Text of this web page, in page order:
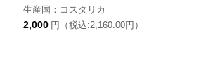
生産国：コスタリカ
2,000 円（税込:2,160.00円）